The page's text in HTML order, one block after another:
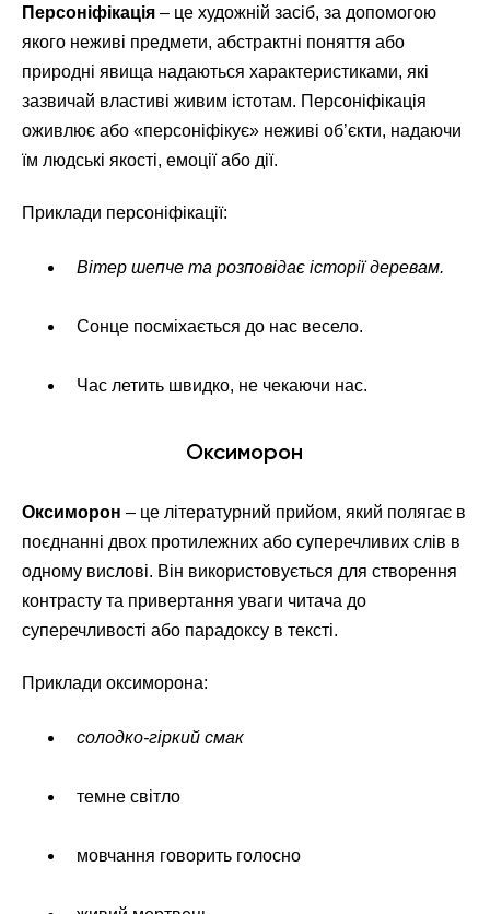
Персоніфікація – це художній засіб, за допомогою
якого неживі предмети, абстрактні поняття або
природні явища надаються характеристиками, які
зазвичай властиві живим істотам. Персоніфікація
оживлює або «персоніфікує» неживі об’єкти, надаючи
їм людські якості, емоції або дії.
Приклади персоніфікації:
Вітер шепче та розповідає історії деревам.
Сонце посміхається до нас весело.
Час летить швидко, не чекаючи нас.
Оксиморон
Оксиморон – це літературний прийом, який полягає в
поєднанні двох протилежних або суперечливих слів в
одному вислові. Він використовується для створення
контрасту та привертання уваги читача до
суперечливості або парадоксу в тексті.
Приклади оксиморона:
солодко-гіркий смак
темне світло
мовчання говорить голосно